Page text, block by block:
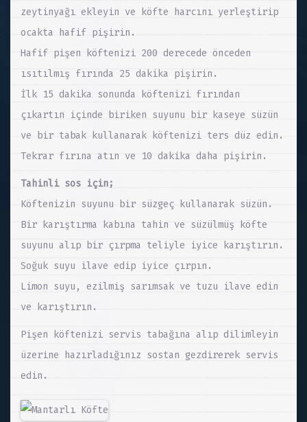
zeytinyağı ekleyin ve köfte harcını yerleştirip
ocakta hafif pişirin.
Hafif pişen köftenizi 200 derecede önceden
ısıtılmış fırında 25 dakika pişirin.
İlk 15 dakika sonunda köftenizi fırından
çıkartın içinde biriken suyunu bir kaseye süzün
ve bir tabak kullanarak köftenizi ters düz edin.
Tekrar fırına atın ve 10 dakika daha pişirin.
Tahinli sos için;
Köftenizin suyunu bir süzgeç kullanarak süzün.
Bir karıştırma kabına tahin ve süzülmüş köfte
suyunu alıp bir çırpma teliyle iyice karıştırın.
Soğuk suyu ilave edip iyice çırpın.
Limon suyu, ezilmiş sarımsak ve tuzu ilave edin
ve karıştırın.
Pişen köftenizi servis tabağına alıp dilimleyin
üzerine hazırladığınız sostan gezdirerek servis
edin.